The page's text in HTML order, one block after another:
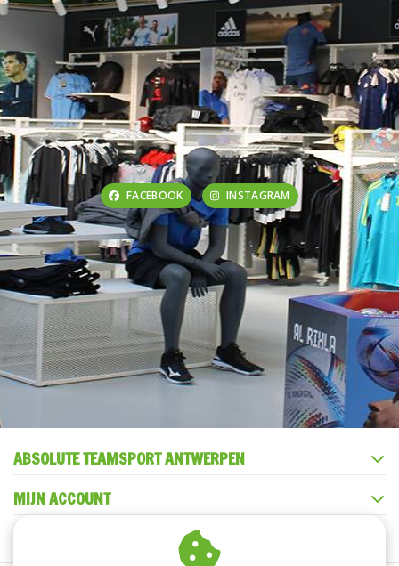
FACEBOOK INSTAGRAM
ABSOLUTE TEAMSPORT ANTWERPEN
MIJN ACCOUNT